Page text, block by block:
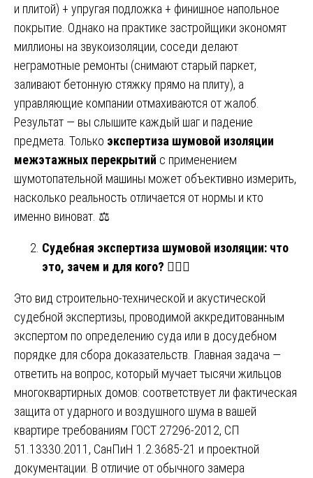
и плитой) + упругая подложка + финишное напольное
покрытие. Однако на практике застройщики экономят
миллионы на звукоизоляции, соседи делают
неграмотные ремонты (снимают старый паркет,
заливают бетонную стяжку прямо на плиту), а
управляющие компании отмахиваются от жалоб.
Результат — вы слышите каждый шаг и падение
предмета. Только экспертиза шумовой изоляции
межэтажных перекрытий с применением
шумотопательной машины может объективно измерить,
насколько реальность отличается от нормы и кто
именно виноват. ⚖️
Судебная экспертиза шумовой изоляции: что
это, зачем и для кого? 🕵️‍♂️📜
Это вид строительно-технической и акустической
судебной экспертизы, проводимой аккредитованным
экспертом по определению суда или в досудебном
порядке для сбора доказательств. Главная задача —
ответить на вопрос, который мучает тысячи жильцов
многоквартирных домов: соответствует ли фактическая
защита от ударного и воздушного шума в вашей
квартире требованиям ГОСТ 27296-2012, СП
51.13330.2011, СанПиН 1.2.3685-21 и проектной
документации. В отличие от обычного замера